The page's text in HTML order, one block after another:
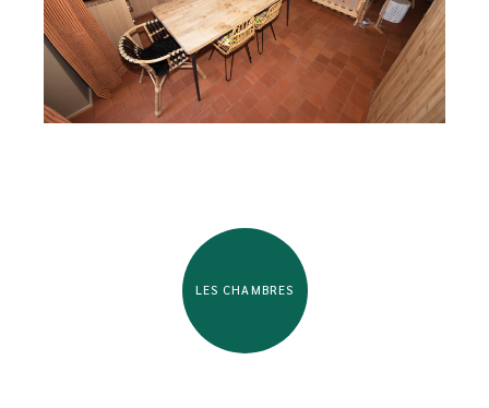
LES CHAMBRES